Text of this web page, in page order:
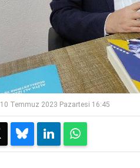
10 Temmuz 2023 Pazartesi 16:45